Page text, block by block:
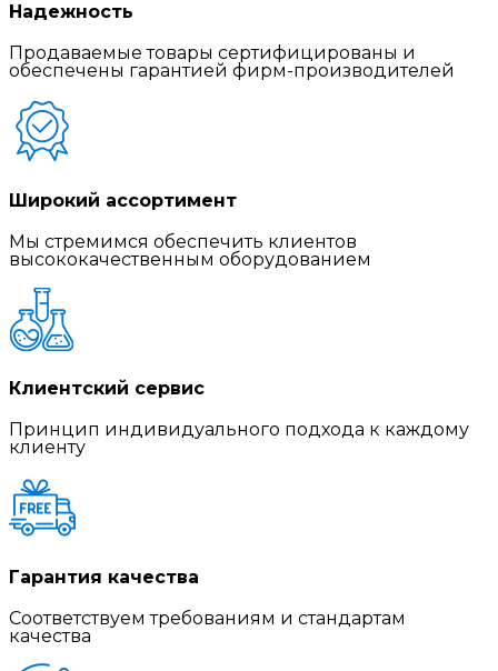
Надежность
Продаваемые товары сертифицированы и
обеспечены гарантией фирм-производителей
Широкий ассортимент
Мы стремимся обеспечить клиентов
высококачественным оборудованием
Клиентский сервис
Принцип индивидуального подхода к каждому
клиенту
Гарантия качества
Соответствуем требованиям и стандартам
качества